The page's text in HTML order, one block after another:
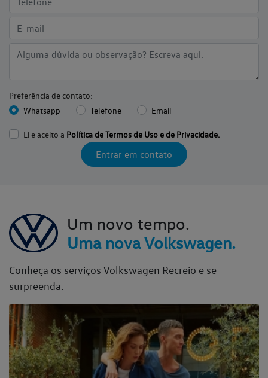
Preferência de contato:
Whatsapp
Telefone Email
Li e aceito a Política de Termos de Uso e de Privacidade.
Entrar em contato
Um novo tempo.
Uma nova Volkswagen.
Conheça os serviços Volkswagen Recreio e se
surpreenda.